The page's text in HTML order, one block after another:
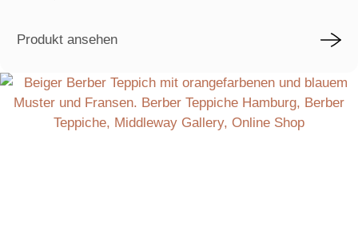
Produkt ansehen